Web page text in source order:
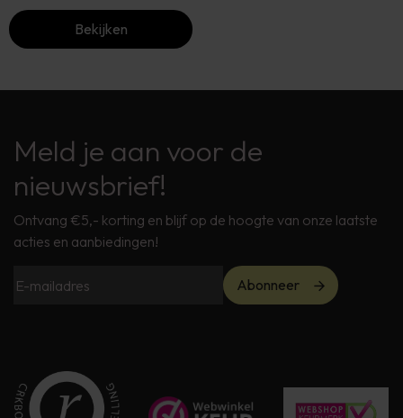
Bekijken
Meld je aan voor de
nieuwsbrief!
Ontvang €5,- korting en blijf op de hoogte van onze laatste
acties en aanbiedingen!
Abonneer